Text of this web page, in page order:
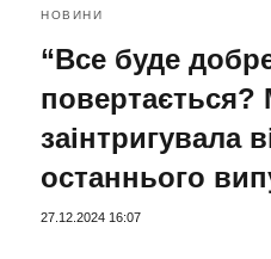
НОВИНИ
“Все буде
повертається?
заінтригувала
останнього
27.12.2024 16:07